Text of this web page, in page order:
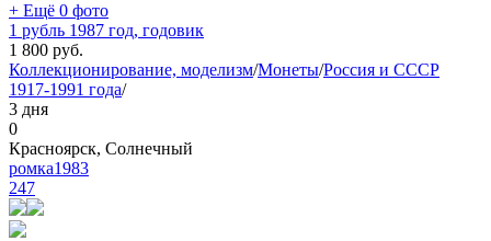
+ Ещё 0 фото
1 рубль 1987 год, годовик
1 800 руб.
Коллекционирование, моделизм/Монеты/Россия и СССР
1917-1991 года/
3 дня
0
Красноярск, Солнечный
ромка1983
247